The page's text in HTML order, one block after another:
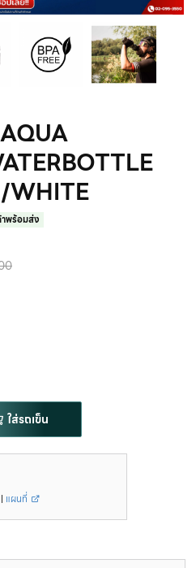
WHITE
พร้อมส่ง
ใส่รถเข็น
แผนที่